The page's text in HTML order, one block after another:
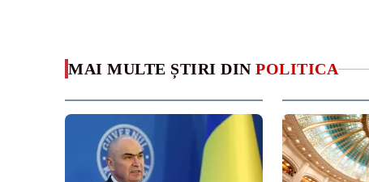
MAI MULTE ȘTIRI DIN POLITICA